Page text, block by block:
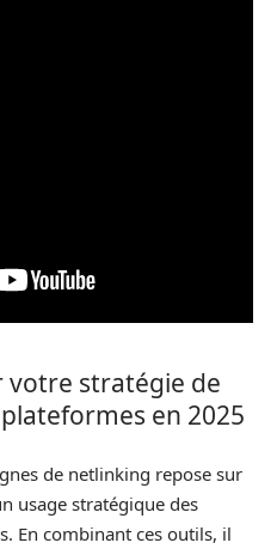
stratégie de
en 2025
de netlinking repose sur
usage stratégique des
En combinant ces outils, il